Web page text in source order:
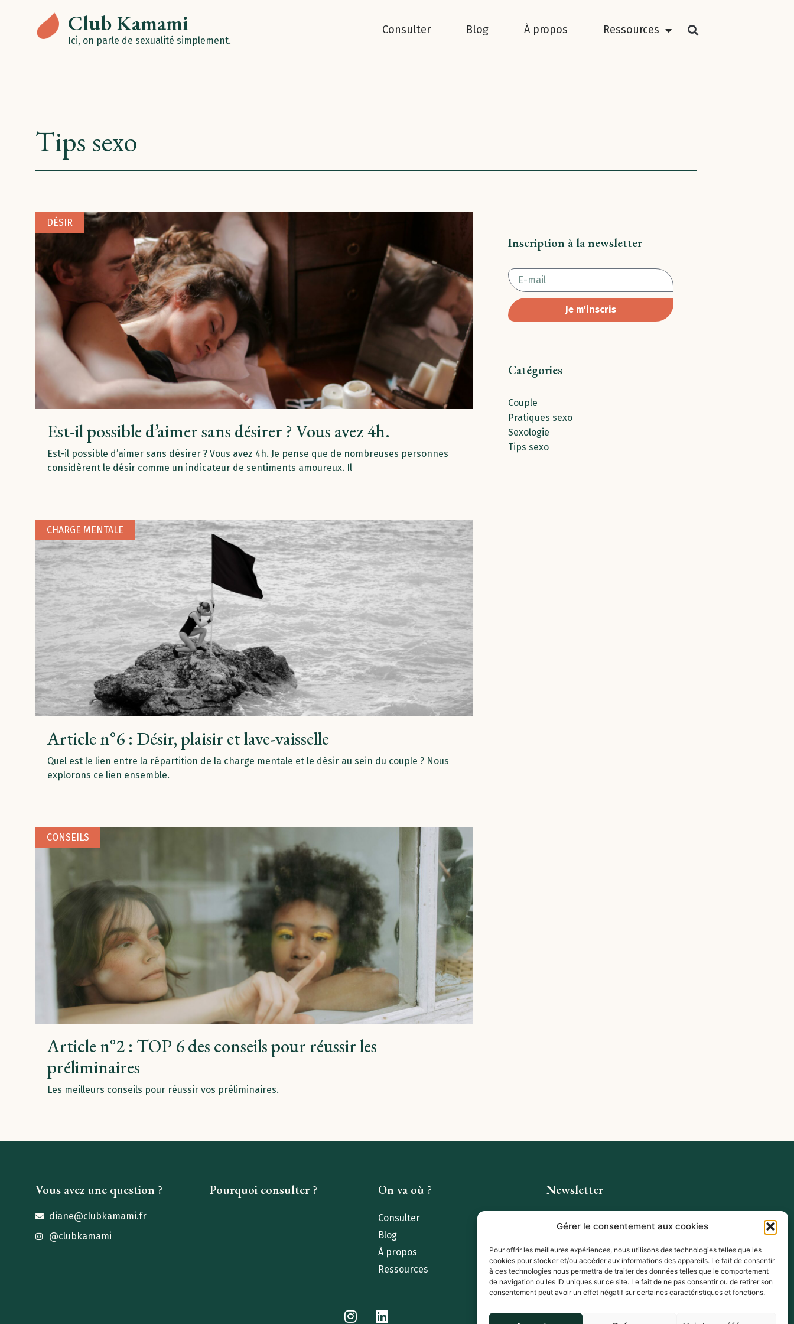
Gérer le consentement aux cookies
Pour offrir les meilleures expériences, nous utilisons des technologies telles que les
cookies pour stocker et/ou accéder aux informations des appareils. Le fait de consentir
à ces technologies nous permettra de traiter des données telles que le comportement
de navigation ou les ID uniques sur ce site. Le fait de ne pas consentir ou de retirer son
consentement peut avoir un effet négatif sur certaines caractéristiques et fonctions.
Club Kamami
Ici, on parle de sexualité simplement.
Consulter Blog À propos Ressources
Tips sexo
DÉSIR
Est-il possible d’aimer sans désirer ? Vous avez 4h.
Est-il possible d’aimer sans désirer ? Vous avez 4h. Je pense que de nombreuses personnes
considèrent le désir comme un indicateur de sentiments amoureux. Il
CHARGE MENTALE
Article n°6 : Désir, plaisir et lave-vaisselle
Quel est le lien entre la répartition de la charge mentale et le désir au sein du couple ? Nous
explorons ce lien ensemble.
CONSEILS
Article n°2 : TOP 6 des conseils pour réussir les
préliminaires
Les meilleurs conseils pour réussir vos préliminaires.
Inscription à la newsletter
Je m'inscris
Catégories
Couple
Pratiques sexo
Sexologie
Tips sexo
Vous avez une question ?
diane@clubkamami.fr
@clubkamami
Pourquoi consulter ? On va où ?
Consulter
Blog
À propos
Ressources
Newsletter
Je m'inscris